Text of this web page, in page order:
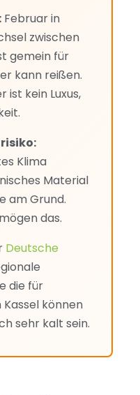
Februar in
zwischen
gemein für
kann reißen.
ist kein Luxus,
Klima
Material
am Grund.
das.
Deutsche
die für
Kassel können
sehr kalt sein.